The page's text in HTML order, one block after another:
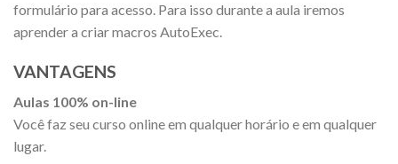
formulário para acesso. Para isso durante a aula iremos
aprender a criar macros AutoExec.
VANTAGENS
Aulas 100% on-line
Você faz seu curso online em qualquer horário e em qualquer
lugar.